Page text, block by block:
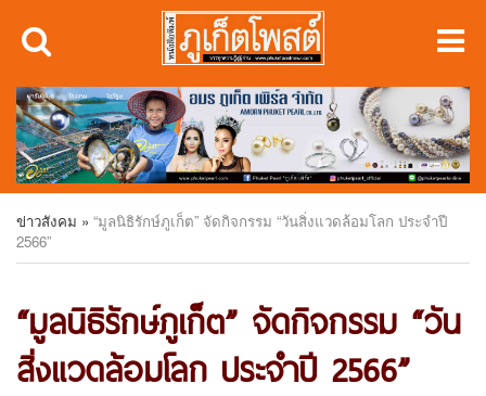
ข่าวสังคม » “มูลนิธิรักษ์ภูเก็ต” จัดกิจกรรม “วันสิ่งแวดล้อมโลก ประจำปี
2566”
“มูลนิธิรักษ์ภูเก็ต” จัดกิจกรรม “วัน
สิ่งแวดล้อมโลก ประจำปี 2566”